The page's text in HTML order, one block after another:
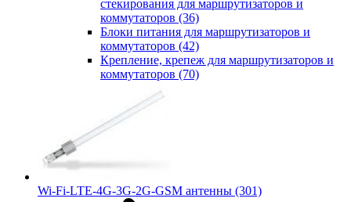
стекирования для маршрутизаторов и
коммутаторов (36)
Блоки питания для маршрутизаторов и
коммутаторов (42)
Крепление, крепеж для маршрутизаторов и
коммутаторов (70)
Wi-Fi-LTE-4G-3G-2G-GSM антенны (301)